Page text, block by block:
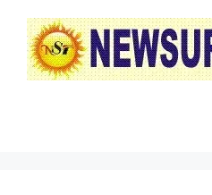
content